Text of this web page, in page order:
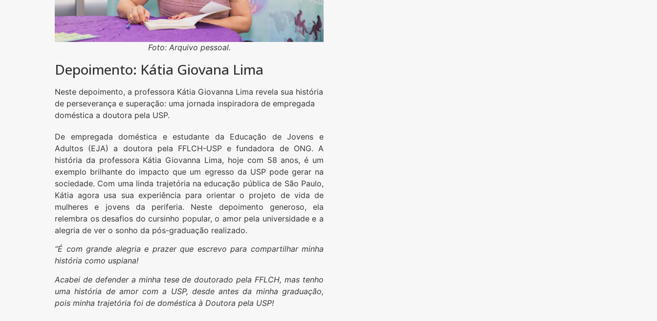
Foto: Arquivo pessoal.
Depoimento: Kátia Giovana Lima
Neste depoimento, a professora Kátia Giovanna Lima revela sua história
de perseverança e superação: uma jornada inspiradora de empregada
doméstica a doutora pela USP.
De empregada doméstica e estudante da Educação de Jovens e
Adultos (EJA) a doutora pela FFLCH-USP e fundadora de ONG. A
história da professora Kátia Giovanna Lima, hoje com 58 anos, é um
exemplo brilhante do impacto que um egresso da USP pode gerar na
sociedade. Com uma linda trajetória na educação pública de São Paulo,
Kátia agora usa sua experiência para orientar o projeto de vida de
mulheres e jovens da periferia. Neste depoimento generoso, ela
relembra os desafios do cursinho popular, o amor pela universidade e a
alegria de ver o sonho da pós-graduação realizado.
“É com grande alegria e prazer que escrevo para compartilhar minha
história como uspiana!
Acabei de defender a minha tese de doutorado pela FFLCH, mas tenho
uma história de amor com a USP, desde antes da minha graduação,
pois minha trajetória foi de doméstica à Doutora pela USP!